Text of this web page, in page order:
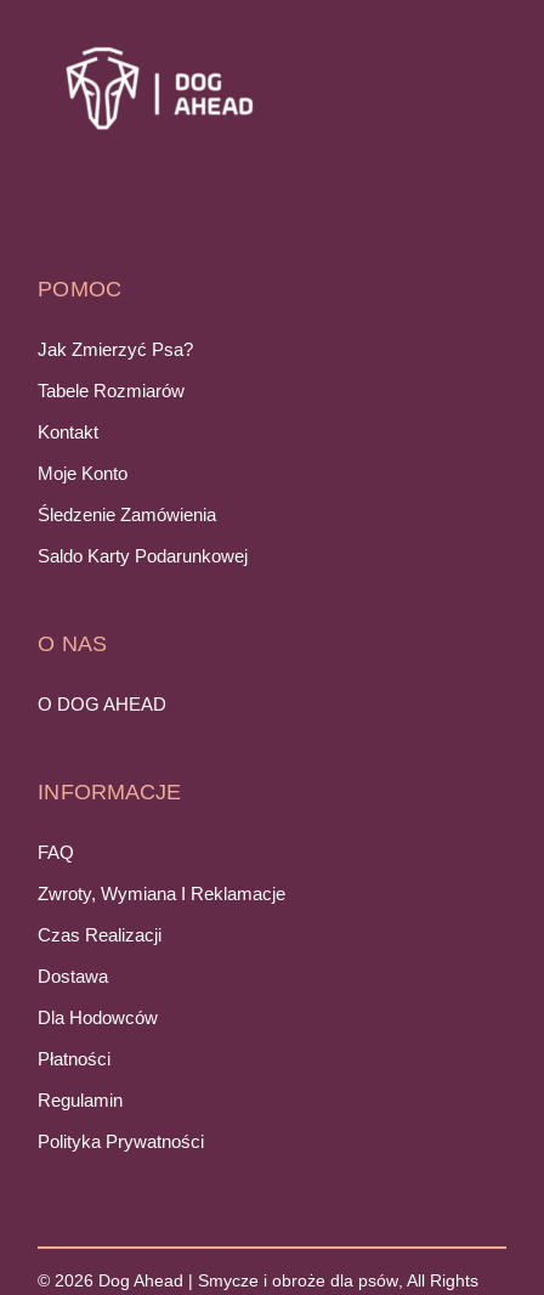
POMOC
Jak Zmierzyć Psa?
Tabele Rozmiarów
Kontakt
Moje Konto
Śledzenie Zamówienia
Saldo Karty Podarunkowej
O NAS
O DOG AHEAD
INFORMACJE
FAQ
Zwroty, Wymiana I Reklamacje
Czas Realizacji
Dostawa
Dla Hodowców
Płatności
Regulamin
Polityka Prywatności
© 2026 Dog Ahead | Smycze i obroże dla psów , All Rights